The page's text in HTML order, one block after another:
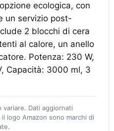
ecologica, con
un servizio post-
2 blocchi di cera
al calore, un anello
Potenza: 230 W,
Capacità: 3000 ml, 3
Dati aggiornati
logo Amazon sono marchi di